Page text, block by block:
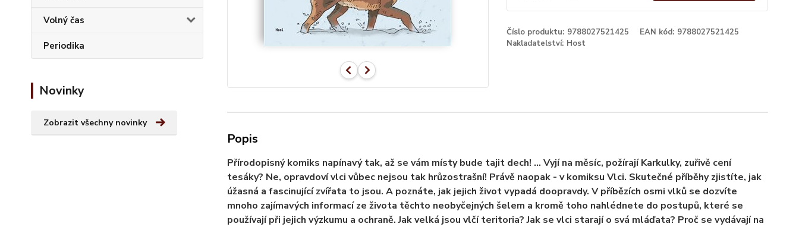
Volný čas
Periodika
Novinky
Zobrazit všechny novinky
Číslo produktu: 9788027521425 EAN kód: 9788027521425
Nakladatelství: Host
Popis
Přírodopisný komiks napínavý tak, až se vám místy bude tajit dech! ... Vyjí na měsíc, požírají Karkulky, zuřivě cení
tesáky? Ne, opravdoví vlci vůbec nejsou tak hrůzostrašní! Právě naopak - v komiksu Vlci. Skutečné příběhy zjistíte, jak
úžasná a fascinující zvířata to jsou. A poznáte, jak jejich život vypadá doopravdy. V příbězích osmi vlků se dozvíte
mnoho zajímavých informací ze života těchto neobyčejných šelem a kromě toho nahlédnete do postupů, které se
používají při jejich výzkumu a ochraně. Jak velká jsou vlčí teritoria? Jak se vlci starají o svá mláďata? Proč se vydávají na